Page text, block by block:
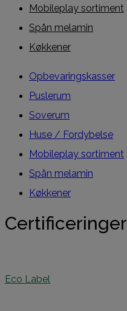
Mobileplay sortiment
Spån melamin
Køkkener
Opbevaringskasser
Puslerum
Soverum
Huse / Fordybelse
Mobileplay sortiment
Spån melamin
Køkkener
Certificeringer
Eco Label